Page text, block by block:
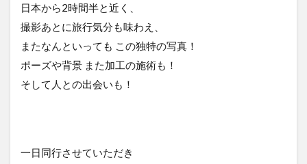
日本から2時間半と近く、
撮影あとに旅行気分も味わえ、
またなんといっても この独特の写真！
ポーズや背景 また加工の施術も！
そして人との出会いも！
一日同行させていただき